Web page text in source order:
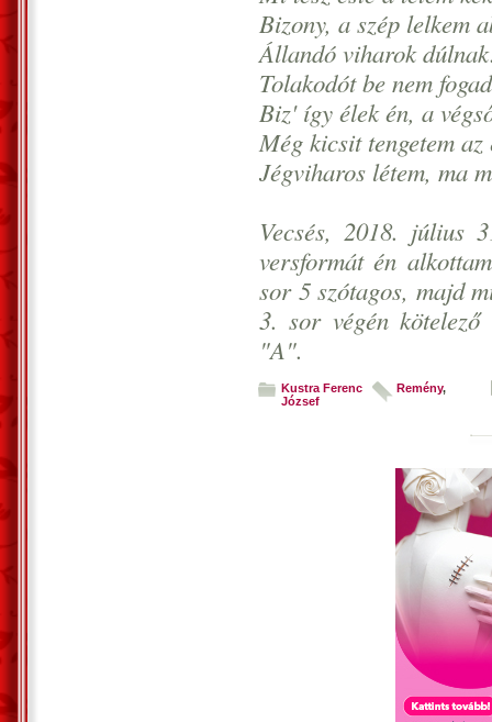
Bizony, a szép lelkem
Állandó viharok
Tolakodót be nem
Biz' így élek én, a
Még kicsit tengetem
Jégviharos létem, ma
Vecsés, 2018. július
versformát én
sor 5 szótagos, majd
3. sor végén
"A".
Kustra Ferenc
József
Remény,